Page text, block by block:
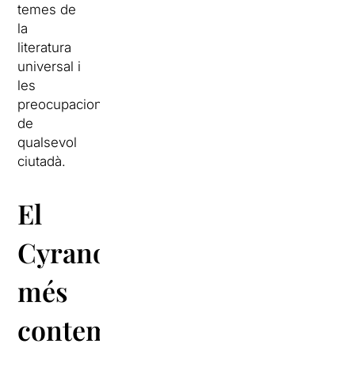
temes de
la
literatura
universal i
les
preocupacions
de
qualsevol
ciutadà.
El
Cyrano
més
contemporani